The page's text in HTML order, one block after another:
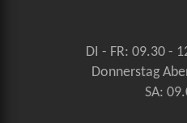
DI - FR: 09.30 -
Donnerstag
SA: